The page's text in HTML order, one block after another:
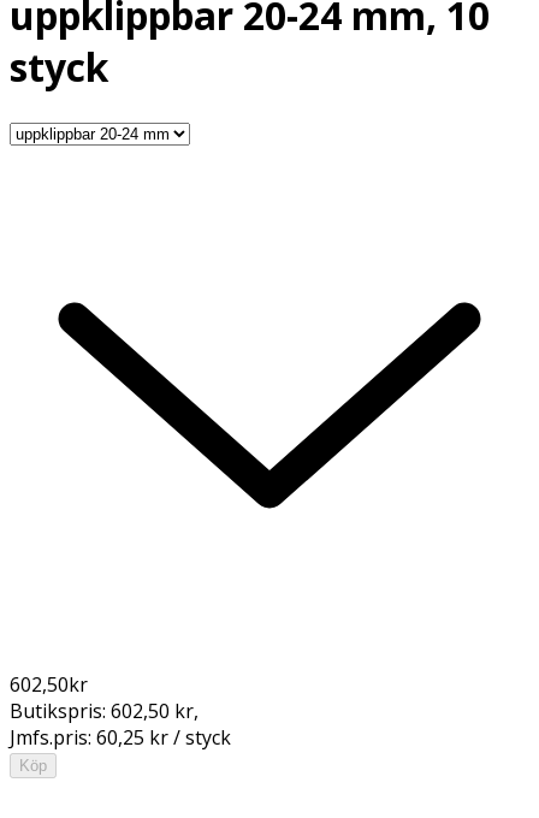
uppklippbar 20-24 mm, 10
styck
602,50kr
Butikspris: 602,50 kr,
Jmfs.pris: 60,25 kr / styck
Köp